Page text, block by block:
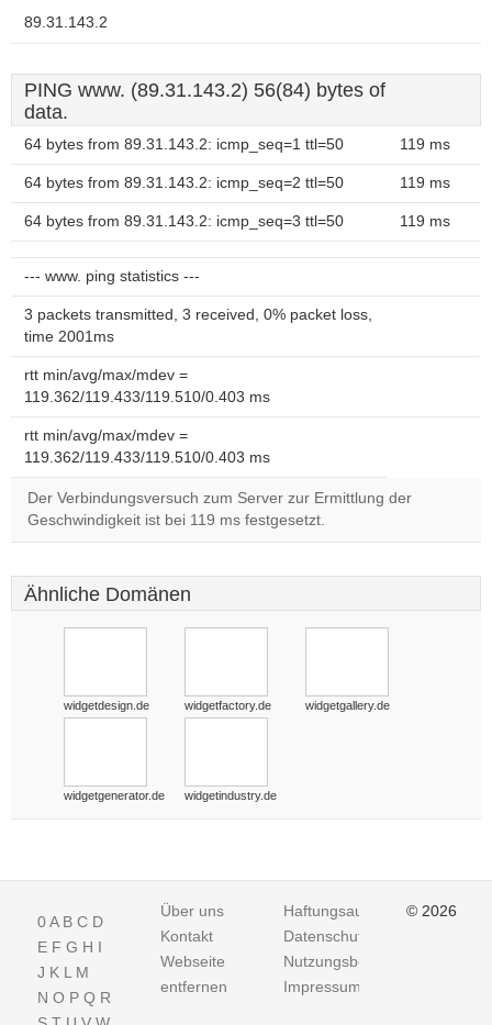
89.31.143.2
PING www. (89.31.143.2) 56(84) bytes of
data.
64 bytes from 89.31.143.2: icmp_seq=1 ttl=50 119 ms
64 bytes from 89.31.143.2: icmp_seq=2 ttl=50 119 ms
64 bytes from 89.31.143.2: icmp_seq=3 ttl=50 119 ms
--- www. ping statistics ---
3 packets transmitted, 3 received, 0% packet loss,
time 2001ms
rtt min/avg/max/mdev =
119.362/119.433/119.510/0.403 ms
rtt min/avg/max/mdev =
119.362/119.433/119.510/0.403 ms
Der Verbindungsversuch zum Server zur Ermittlung der
Geschwindigkeit ist bei 119 ms festgesetzt.
Ähnliche Domänen
widgetdesign.de widgetfactory.de widgetgallery.de
widgetgenerator.de widgetindustry.de
0A B C D
E F G H I
J K L M
N O P Q R
Über uns
Kontakt
Webseite
entfernen
Haftungsausschluss
Datenschutz
Nutzungsbedingungen
Impressum
© 2026